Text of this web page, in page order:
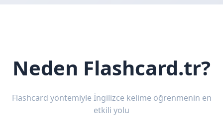
Neden Flashcard.tr?
Flashcard yöntemiyle İngilizce kelime öğrenmenin en
etkili yolu